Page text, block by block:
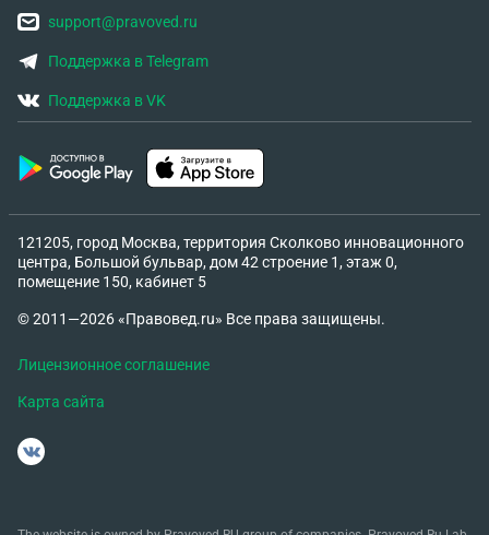
support@pravoved.ru
Поддержка в Telegram
Поддержка в VK
121205, город Москва, территория Сколково инновационного
центра, Большой бульвар, дом 42 строение 1, этаж 0,
помещение 150, кабинет 5
© 2011—2026 «Правовед.ru» Все права защищены.
Лицензионное соглашение
Карта сайта